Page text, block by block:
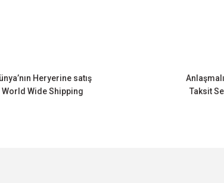
Heryerine satış
World Wide Shipping
Taksit